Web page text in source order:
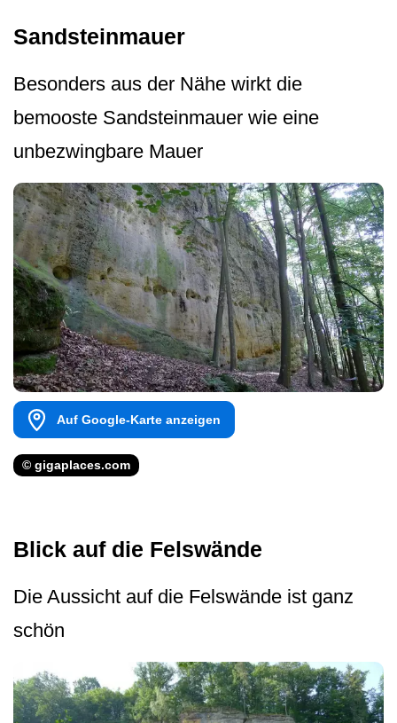
Sandsteinmauer
Besonders aus der Nähe wirkt die
bemooste Sandsteinmauer wie eine
unbezwingbare Mauer
Auf Google-Karte anzeigen
© gigaplaces.com
Blick auf die Felswände
Die Aussicht auf die Felswände ist ganz
schön